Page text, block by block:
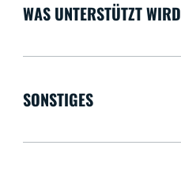
WAS UNTERSTÜTZT WIRD
SONSTIGES